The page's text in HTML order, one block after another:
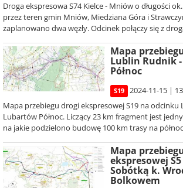
Droga ekspresowa S74 Kielce - Mniów o długości
przez teren gmin Mniów, Miedziana Góra i
zaplanowano dwa węzły. Odcinek połączy się z
Mapa
Lublin Rudnik
Północ
S19
2024-11-15 |
Mapa przebiegu drogi ekspresowej S19 na odcinku
Lubartów Północ. Liczący 23 km fragment jest
na jakie podzielono budowę 100 km trasy na
Mapa
ekspresowej
Sobótką k.
Bolkowem